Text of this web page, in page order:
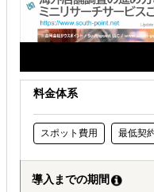
料金体系
スポット費用 最低契
導入までの期間